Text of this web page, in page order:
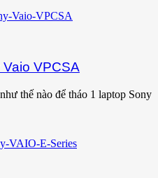
VPCSA
thế nào để tháo 1 laptop Sony